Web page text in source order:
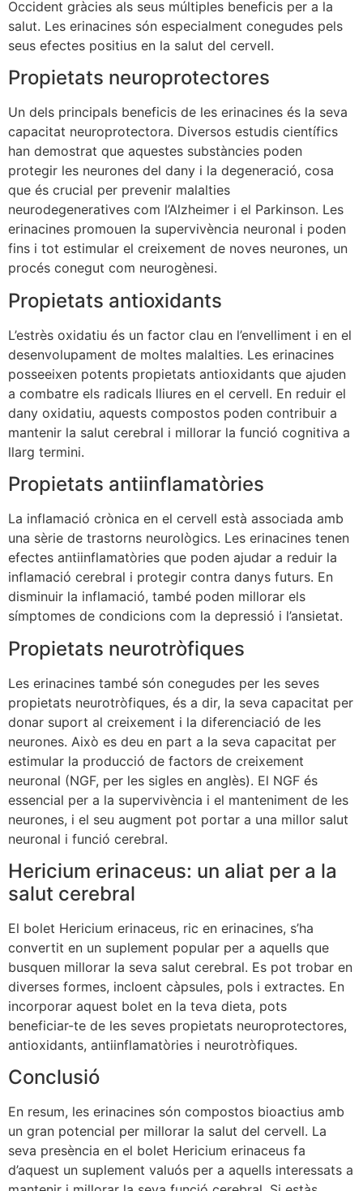
Occident gràcies als seus múltiples beneficis per a la
salut. Les erinacines són especialment conegudes pels
seus efectes positius en la salut del cervell.
Propietats neuroprotectores
Un dels principals beneficis de les erinacines és la seva
capacitat neuroprotectora. Diversos estudis científics
han demostrat que aquestes substàncies poden
protegir les neurones del dany i la degeneració, cosa
que és crucial per prevenir malalties
neurodegeneratives com l’Alzheimer i el Parkinson. Les
erinacines promouen la supervivència neuronal i poden
fins i tot estimular el creixement de noves neurones, un
procés conegut com neurogènesi.
Propietats antioxidants
L’estrès oxidatiu és un factor clau en l’envelliment i en el
desenvolupament de moltes malalties. Les erinacines
posseeixen potents propietats antioxidants que ajuden
a combatre els radicals lliures en el cervell. En reduir el
dany oxidatiu, aquests compostos poden contribuir a
mantenir la salut cerebral i millorar la funció cognitiva a
llarg termini.
Propietats antiinflamatòries
La inflamació crònica en el cervell està associada amb
una sèrie de trastorns neurològics. Les erinacines tenen
efectes antiinflamatòries que poden ajudar a reduir la
inflamació cerebral i protegir contra danys futurs. En
disminuir la inflamació, també poden millorar els
símptomes de condicions com la depressió i l’ansietat.
Propietats neurotròfiques
Les erinacines també són conegudes per les seves
propietats neurotròfiques, és a dir, la seva capacitat per
donar suport al creixement i la diferenciació de les
neurones. Això es deu en part a la seva capacitat per
estimular la producció de factors de creixement
neuronal (NGF, per les sigles en anglès). El NGF és
essencial per a la supervivència i el manteniment de les
neurones, i el seu augment pot portar a una millor salut
neuronal i funció cerebral.
Hericium erinaceus: un aliat per a la
salut cerebral
El bolet Hericium erinaceus, ric en erinacines, s’ha
convertit en un suplement popular per a aquells que
busquen millorar la seva salut cerebral. Es pot trobar en
diverses formes, incloent càpsules, pols i extractes. En
incorporar aquest bolet en la teva dieta, pots
beneficiar-te de les seves propietats neuroprotectores,
antioxidants, antiinflamatòries i neurotròfiques.
Conclusió
En resum, les erinacines són compostos bioactius amb
un gran potencial per millorar la salut del cervell. La
seva presència en el bolet Hericium erinaceus fa
d’aquest un suplement valuós per a aquells interessats a